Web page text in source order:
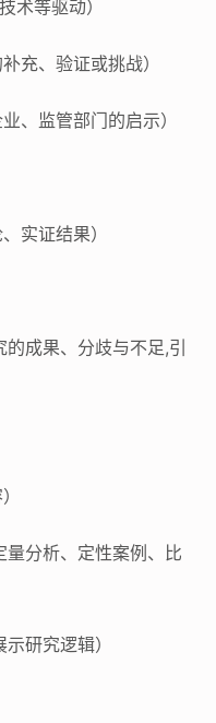
术等驱动）
充、验证或挑战）
、监管部门的启示）
实证结果）
成果、分歧与不足,引
分析、定性案例、比
研究逻辑）